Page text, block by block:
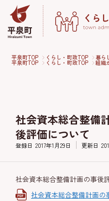
平泉町TOP くらし・町政TOP 暮ら
平泉町TOP くらし・町政TOP 組織
社会資本総合整備
後評価について
登録日 2017年1月29日 更新日
社会資本総合整備計画の事後
社会資本総合整備計画の